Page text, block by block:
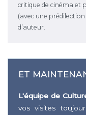
critique de cinéma et
(avec une
d’auteur.
ET
L'équipe de
vos visites